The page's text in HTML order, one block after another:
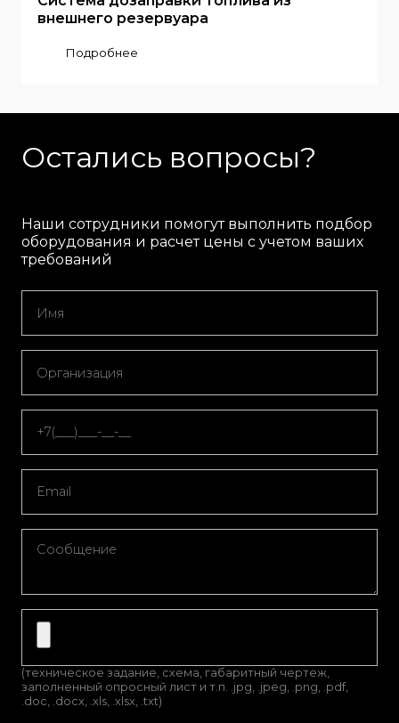
внешнего резервуара
Подробнее
Остались вопросы?
Наши сотрудники помогут выполнить подбор
оборудования и расчет цены с учетом ваших
требований
(техническое задание, схема, габаритный чертеж,
заполненный опросный лист и т.п. .jpg, .jpeg, .png, .pdf,
.doc, .docx, .xls, .xlsx, .txt)